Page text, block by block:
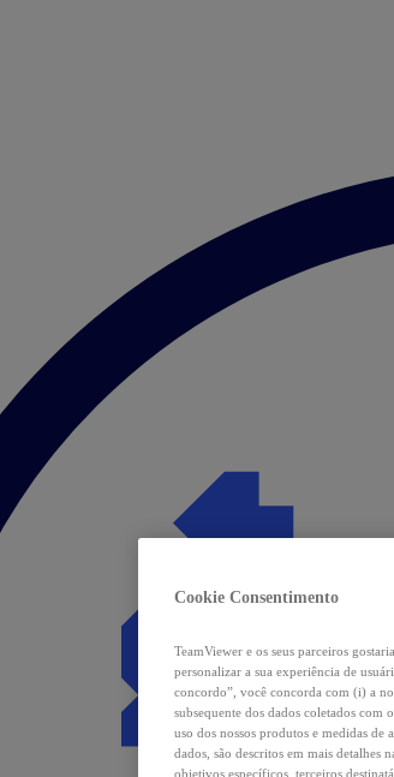
Cookie Consentimento
TeamViewer e os seus parceiros
personalizar a sua experiência de
concordo”, você concorda com (i) a
subsequente dos dados coletados com
uso dos nossos produtos e medidas de
dados, são descritos em mais detalhes
objetivos específicos, terceiros